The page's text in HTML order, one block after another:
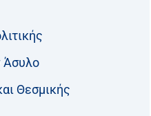
Άσυλο
Θεσμικής